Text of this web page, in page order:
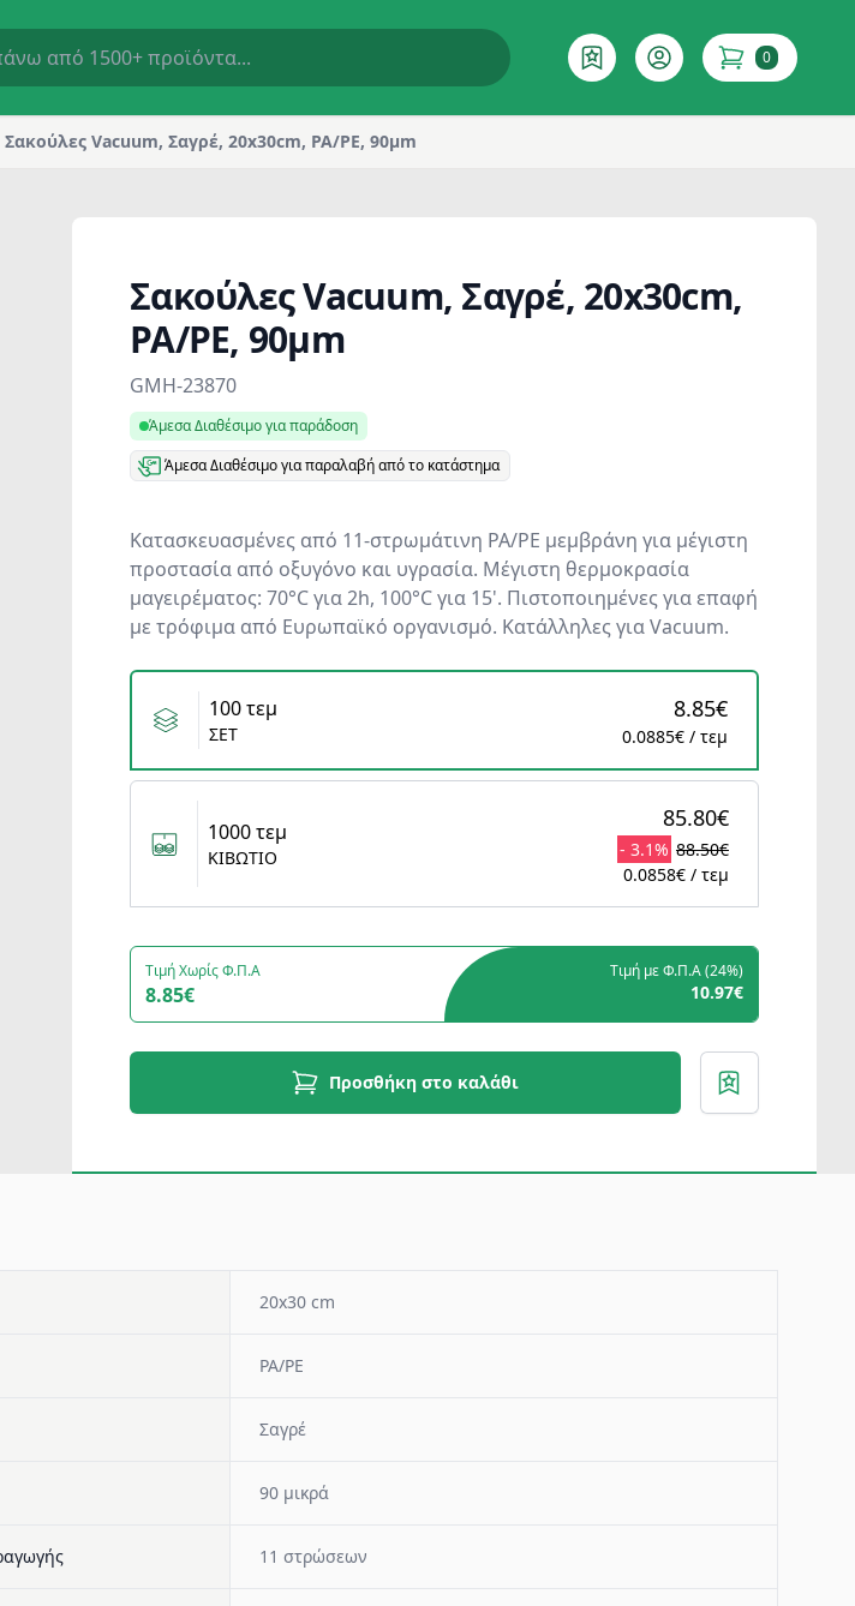
ΕπιθυμητόAccount 0
items in cart
Σακούλες Vacuum, Σαγρέ, 20x30cm, PA/PE, 90μm
Σακούλες Vacuum, Σαγρέ, 20x30cm,
PA/PE, 90μm
Product information
GMH-23870
Άμεσα Διαθέσιμο για παράδοση
Άμεσα Διαθέσιμο για παραλαβή από το κατάστημα
Κατασκευασμένες από 11-στρωμάτινη PA/PE μεμβράνη για μέγιστη
προστασία από οξυγόνο και υγρασία. Μέγιστη θερμοκρασία
μαγειρέματος: 70°C για 2h, 100°C για 15'. Πιστοποιημένες για επαφή
με τρόφιμα από Ευρωπαϊκό οργανισμό. Κατάλληλες για Vacuum.
Variants
100 τεμ
ΣΕΤ
8.85€
0.0885€ / τεμ
1000 τεμ
ΚΙΒΩΤΙΟ
85.80€
- 3.1% 88.50€
0.0858€ / τεμ
Τιμή Χωρίς Φ.Π.Α
8.85€
Τιμή με Φ.Π.Α (24%)
10.97€
Προσθήκη στο καλάθι
20x30 cm
PA/PE
Σαγρέ
90 μικρά
11 στρώσεων